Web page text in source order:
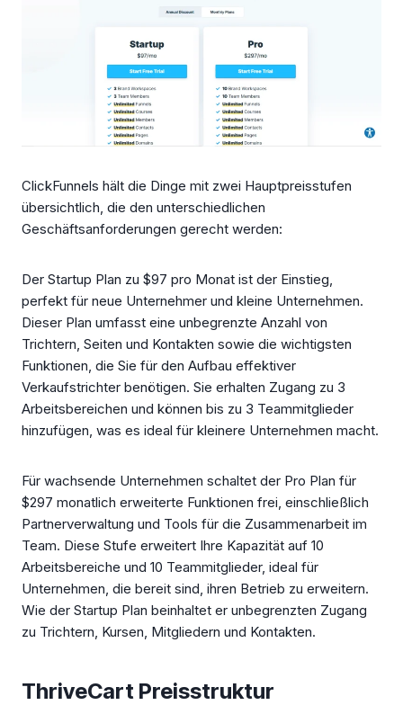
ClickFunnels hält die Dinge mit zwei Hauptpreisstufen
übersichtlich, die den unterschiedlichen
Geschäftsanforderungen gerecht werden:
Der Startup Plan zu $97 pro Monat ist der Einstieg,
perfekt für neue Unternehmer und kleine Unternehmen.
Dieser Plan umfasst eine unbegrenzte Anzahl von
Trichtern, Seiten und Kontakten sowie die wichtigsten
Funktionen, die Sie für den Aufbau effektiver
Verkaufstrichter benötigen. Sie erhalten Zugang zu 3
Arbeitsbereichen und können bis zu 3 Teammitglieder
hinzufügen, was es ideal für kleinere Unternehmen macht.
Für wachsende Unternehmen schaltet der Pro Plan für
$297 monatlich erweiterte Funktionen frei, einschließlich
Partnerverwaltung und Tools für die Zusammenarbeit im
Team. Diese Stufe erweitert Ihre Kapazität auf 10
Arbeitsbereiche und 10 Teammitglieder, ideal für
Unternehmen, die bereit sind, ihren Betrieb zu erweitern.
Wie der Startup Plan beinhaltet er unbegrenzten Zugang
zu Trichtern, Kursen, Mitgliedern und Kontakten.
ThriveCart Preisstruktur